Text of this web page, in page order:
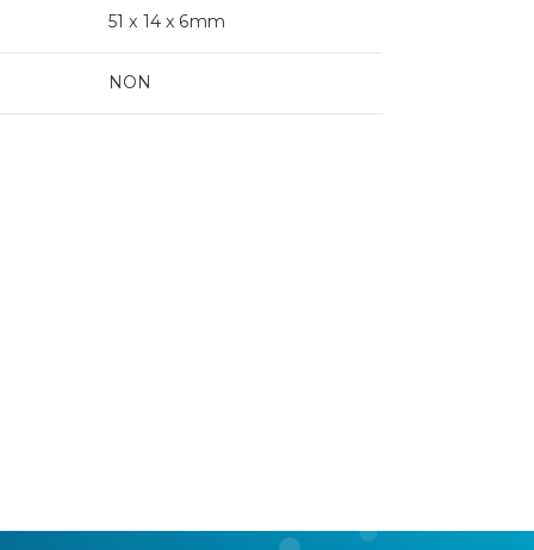
51 x 14 x 6mm
NON